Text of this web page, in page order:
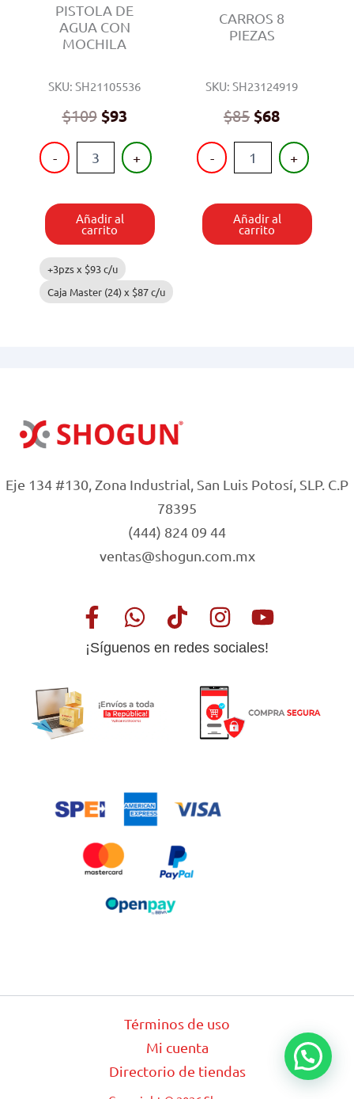
PISTOLA DE
AGUA CON
MOCHILA
SKU: SH21105536
$109 $93
-
PISTOLA
DE
MOCHILA
cantidad
+
Añadir al
carrito
+3pzs x $93c/u
Caja Master (24) x $87c/u
CARROS 8
PIEZAS
SKU: SH23124919
$85 Original
was:
$85.
$68Current
is:
$68.
-
CARROS
8
+
Añadir al
carrito
Eje 134 #130, Zona Industrial, San Luis Potosí, SLP. C.P
78395
(444) 824 09 44
ventas@shogun.com.mx
¡Síguenos en redes sociales!
Términos de uso
Mi cuenta
Directorio de tiendas